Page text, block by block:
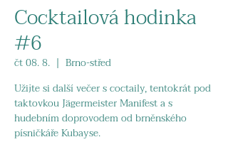
Cocktailová hodinka
#6
čt 08. 8.
  |
Brno-střed
Užijte si další večer s coctaily, tentokrát pod
taktovkou Jägermeister Manifest a s
hudebním doprovodem od brněnského
písničkáře Kubayse.